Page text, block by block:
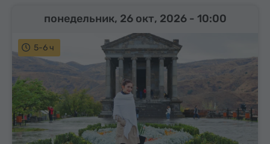
5-6 ч
понедельник, 26 окт, 2026 - 10:00